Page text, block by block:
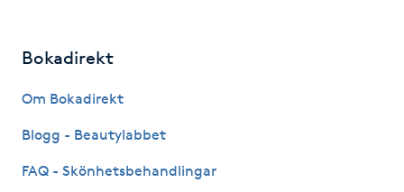
Hårborttagning
Bokadirekt
Om Bokadirekt
Blogg - Beautylabbet
FAQ - Skönhetsbehandlingar